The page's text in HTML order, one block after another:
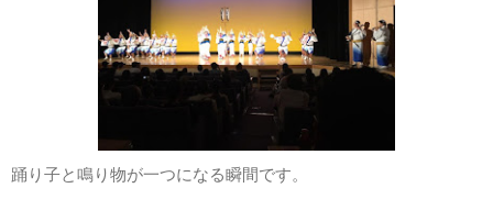
踊り子と鳴り物が一つになる瞬間です。